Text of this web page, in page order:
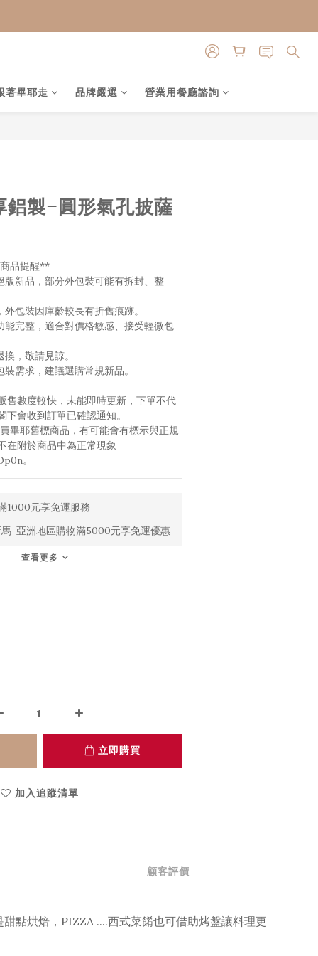
著畢耶走 品牌嚴選 營業用餐廳諮詢
鋁製-圓形氣孔披薩
品提醒**
新品，部分外包裝可能有拆封、整
包裝因庫齡較長有折舊痕跡。
完整，適合對價格敏感、接受輕微包
，敬請見諒。
需求，建議選購常規新品。
售數度較快，未能即時更新，下單不代
會收到訂單已確認通知。
畢耶舊標商品，有可能會有標示與正規
在附於商品中為正常現象
。
1000元享免運服務
-亞洲地區購物滿5000元享免運優惠
查看更多
立即購買
加入追蹤清單
顧客評價
點烘焙， PIZZA ....西式菜餚也可借助烤盤讓料理更